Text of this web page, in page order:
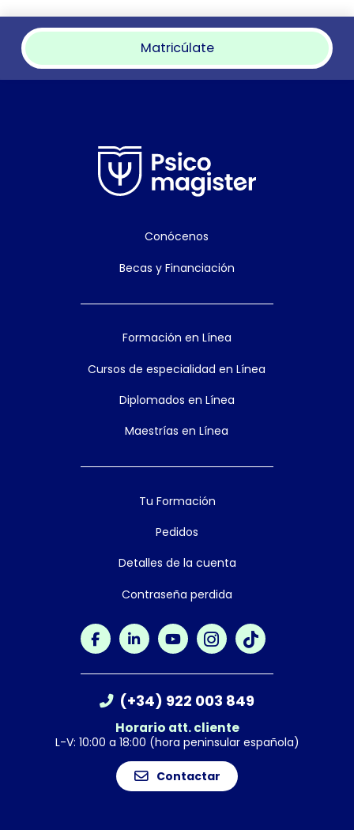
Matricúlate
Conócenos
Becas y Financiación
Formación en Línea
Cursos de especialidad en Línea
Diplomados en Línea
Maestrías en Línea
Tu Formación
Pedidos
Detalles de la cuenta
Contraseña perdida
(+34) 922 003 849
Horario att. cliente
L-V: 10:00 a 18:00 (hora peninsular española)
Contactar